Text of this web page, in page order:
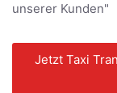
unserer Kunden"
Jetzt Taxi